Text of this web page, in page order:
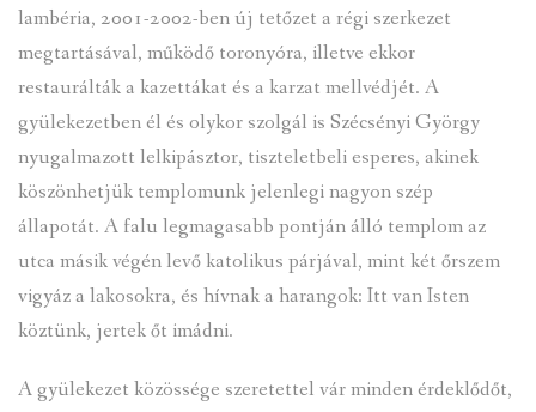
lambéria, 2001-2002-ben új tetőzet a régi szerkezet
megtartásával, működő toronyóra, illetve ekkor
restaurálták a kazettákat és a karzat mellvédjét. A
gyülekezetben él és olykor szolgál is Szécsényi György
nyugalmazott lelkipásztor, tiszteletbeli esperes, akinek
köszönhetjük templomunk jelenlegi nagyon szép
állapotát. A falu legmagasabb pontján álló templom az
utca másik végén levő katolikus párjával, mint két őrszem
vigyáz a lakosokra, és hívnak a harangok: Itt van Isten
köztünk, jertek őt imádni.
A gyülekezet közössége szeretettel vár minden érdeklődőt,